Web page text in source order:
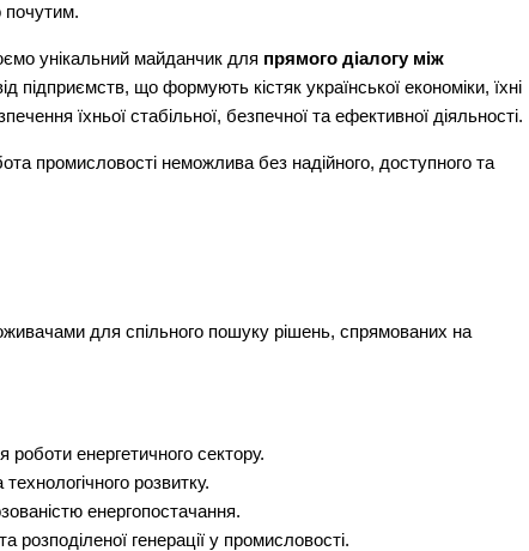
почутим.
унікальний майданчик для прямого діалогу між
що формують кістяк української економіки, їхні
їхньої стабільної, безпечної та ефективної діяльності.
промисловості неможлива без надійного, доступного та
для спільного пошуку рішень, спрямованих на
енергетичного сектору.
розвитку.
енергопостачання.
генерації у промисловості.